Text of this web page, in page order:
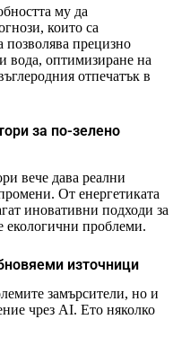
му да
които са
позволява прецизно
вода, оптимизиране на
отпечатък в
за по-зелено
вече дава реални
От енергетиката
иновативни подходи за
екологични проблеми.
източници
замърсители, но и
чрез AI. Ето няколко